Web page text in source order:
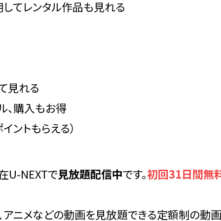
してレンタル作品も見れる
見れる
、購入もお得
ントもらえる）
U-NEXTで見放題配信中です。初回31日間無
アニメなどの動画を見放題できる定額制の動